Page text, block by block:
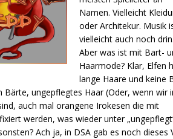
Namen. Vielleicht
oder Architekur. Musik
vielleicht auch noch
Aber was ist mit Bart-
Haarmode? Klar, Elfen
lange Haare und keine
Bärte, ungepflegtes Haar (Oder, wenn wir
auch mal orangene Irokesen die mit
werden, was wieder unter
Ach ja, in DSA gab es noch dieses